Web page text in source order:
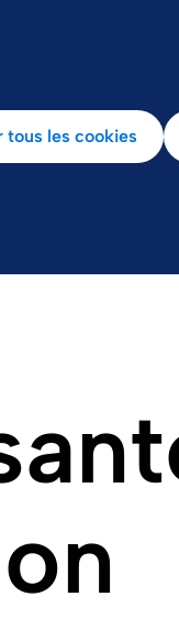
tous les cookies